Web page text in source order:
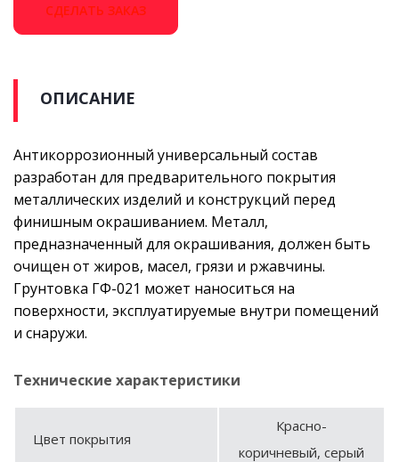
СДЕЛАТЬ ЗАКАЗ
ОПИСАНИЕ
Антикоррозионный универсальный состав
разработан для предварительного покрытия
металлических изделий и конструкций перед
финишным окрашиванием. Металл,
предназначенный для окрашивания, должен быть
очищен от жиров, масел, грязи и ржавчины.
Грунтовка ГФ-021 может наноситься на
поверхности, эксплуатируемые внутри помещений
и снаружи.
Технические характеристики
Цвет покрытия
Красно-
коричневый, серый